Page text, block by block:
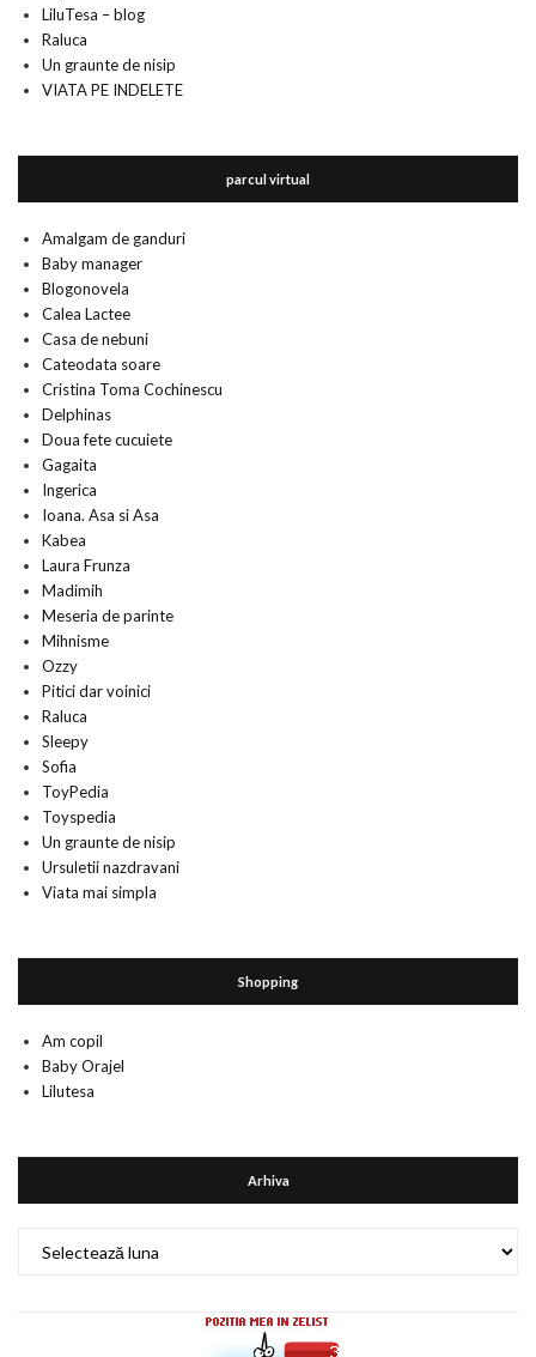
LiluTesa – blog
Raluca
Un graunte de nisip
VIATA PE INDELETE
parcul virtual
Amalgam de ganduri
Baby manager
Blogonovela
Calea Lactee
Casa de nebuni
Cateodata soare
Cristina Toma Cochinescu
Delphinas
Doua fete cucuiete
Gagaita
Ingerica
Ioana. Asa si Asa
Kabea
Laura Frunza
Madimih
Meseria de parinte
Mihnisme
Ozzy
Pitici dar voinici
Raluca
Sleepy
Sofia
ToyPedia
Toyspedia
Un graunte de nisip
Ursuletii nazdravani
Viata mai simpla
Shopping
Am copil
Baby Orajel
Lilutesa
Arhiva